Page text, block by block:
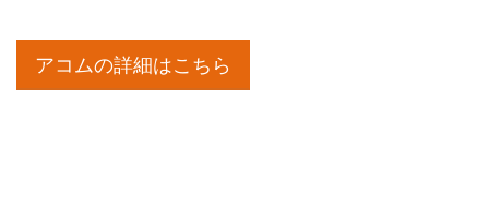
アコムの詳細はこちら